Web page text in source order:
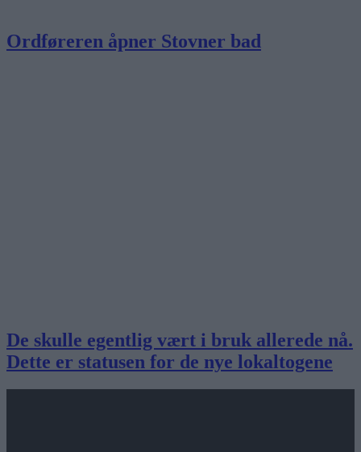
Ordføreren åpner Stovner bad
De skulle egentlig vært i bruk allerede nå.
Dette er statusen for de nye lokaltogene